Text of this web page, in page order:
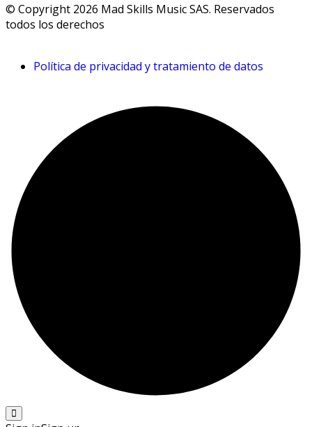
© Copyright 2026 Mad Skills Music SAS. Reservados
todos los derechos
Política de privacidad y tratamiento de datos